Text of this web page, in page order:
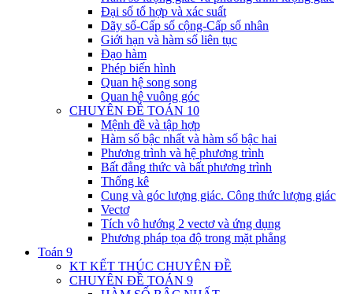
Đại số tổ hợp và xác suất
Dãy số-Cấp số cộng-Cấp số nhân
Giới hạn và hàm số liên tục
Đạo hàm
Phép biến hình
Quan hệ song song
Quan hệ vuông góc
CHUYÊN ĐỀ TOÁN 10
Mệnh đề và tập hợp
Hàm số bậc nhất và hàm số bậc hai
Phương trình và hệ phương trình
Bất đẳng thức và bất phương trình
Thống kê
Cung và góc lượng giác. Công thức lượng giác
Vectơ
Tích vô hướng 2 vectơ và ứng dụng
Phương pháp tọa độ trong mặt phẳng
Toán 9
KT KẾT THÚC CHUYÊN ĐỀ
CHUYÊN ĐỀ TOÁN 9